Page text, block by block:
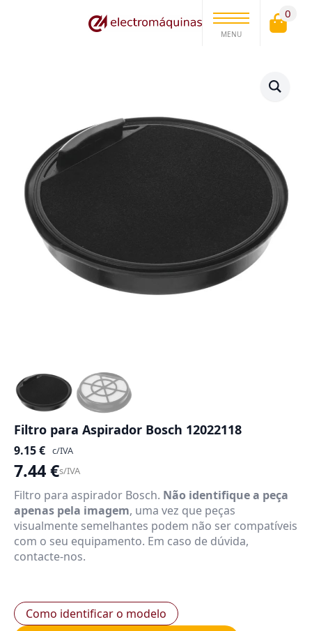
MENU
0
Filtro para Aspirador Bosch 12022118
9.15€ c/IVA
7.44€s/IVA
Filtro para aspirador Bosch. Não identifique a peça
apenas pela imagem, uma vez que peças
visualmente semelhantes podem não ser compatíveis
com o seu equipamento. Em caso de dúvida,
contacte-nos.
Como identificar o modelo